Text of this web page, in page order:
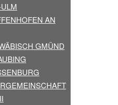
AN
GMÜND